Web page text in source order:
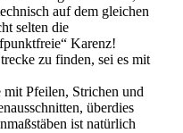
auf dem gleichen
selten die
Karenz!
zu finden, sei es mit
mit Pfeilen, Strichen und
überdies
ist natürlich